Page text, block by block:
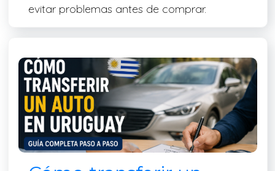
evitar problemas antes de comprar.